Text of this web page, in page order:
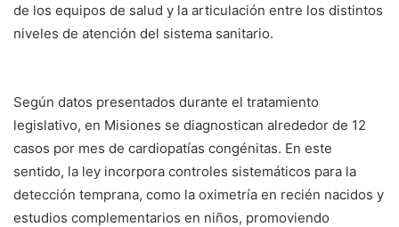
de los equipos de salud y la articulación entre los distintos
niveles de atención del sistema sanitario.
Según datos presentados durante el tratamiento
legislativo, en Misiones se diagnostican alrededor de 12
casos por mes de cardiopatías congénitas. En este
sentido, la ley incorpora controles sistemáticos para la
detección temprana, como la oximetría en recién nacidos y
estudios complementarios en niños, promoviendo